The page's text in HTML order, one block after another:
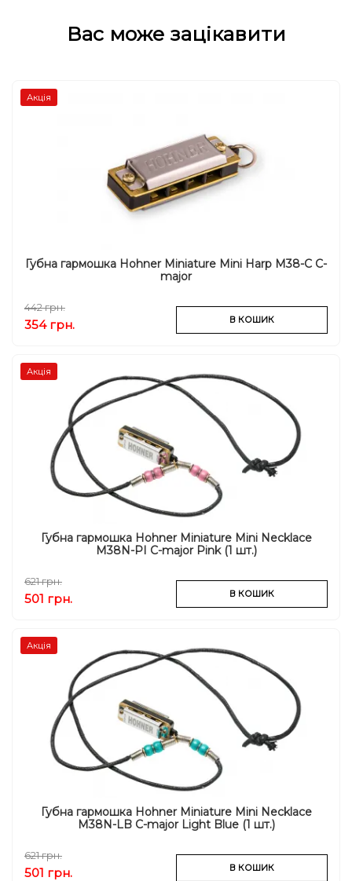
Вас може зацікавити
Акція
Губна гармошка Hohner Miniature Mini Harp M38-C C-
major
442 грн.
354 грн. В КОШИК
Акція
Губна гармошка Hohner Miniature Mini Necklace
M38N-PI C-major Pink (1 шт.)
621 грн.
501 грн. В КОШИК
Акція
Губна гармошка Hohner Miniature Mini Necklace
M38N-LB C-major Light Blue (1 шт.)
621 грн.
501 грн. В КОШИК